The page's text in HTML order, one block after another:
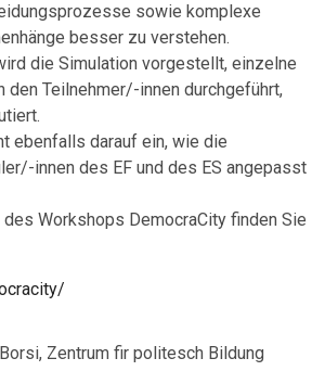
sowie komplexe
besser zu verstehen.
die Simulation vorgestellt, einzelne
den Teilnehmer/-innen durchgeführt,
ebenfalls darauf ein, wie die
innen des EF und des ES angepasst
Workshops DemocraCity finden Sie
Zentrum fir politesch Bildung